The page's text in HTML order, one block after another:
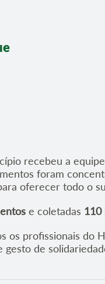
recebeu a
foram
oferecer todo o
e coletadas 110
os profissionais do
gesto de